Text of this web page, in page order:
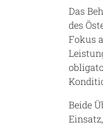
Das
des
Fokus
Beide